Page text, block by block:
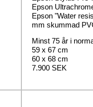
Epson
Epson "Water
mm skummad
Minst 75 år i
59 x 67 cm
60 x 68 cm
7.900 SEK